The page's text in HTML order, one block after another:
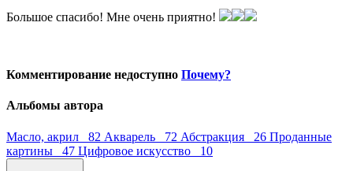
Большое спасибо! Мне очень приятно!
Комментирование недоступно Почему?
Альбомы автора
Масло, акрил 82 Акварель 72 Абстракция 26 Проданные
картины 47 Цифровое искусство 10